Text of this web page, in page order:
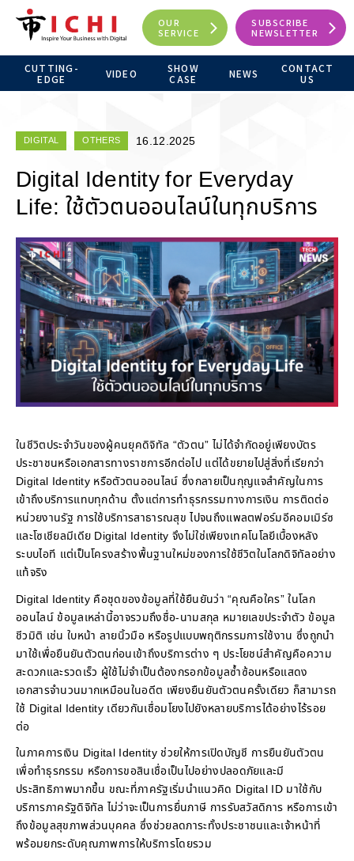
OUR
SERVICE
SUBSCRIBE
NEWSLETTER
CUTTING-
EDGE
VIDEO
SHOW
CASE
NEWS
CONTACT
US
DIGITAL OTHERS 16.12.2025
Digital Identity for Everyday
Life: ใช้ตัวตนออนไลน์ในทุกบริการ
ในชีวิตประจำวันของผู้คนยุคดิจิทัล “ตัวตน” ไม่ได้จำกัดอยู่เพียงบัตร
ประชาชนหรือเอกสารทางราชการอีกต่อไป แต่ได้ขยายไปสู่สิ่งที่เรียกว่า
Digital Identity หรือตัวตนออนไลน์ ซึ่งกลายเป็นกุญแจสำคัญในการ
เข้าถึงบริการแทบทุกด้าน ตั้งแต่การทำธุรกรรมทางการเงิน การติดต่อ
หน่วยงานรัฐ การใช้บริการสาธารณสุข ไปจนถึงแพลตฟอร์มอีคอมเมิร์ซ
และโซเชียลมีเดีย Digital Identity จึงไม่ใช่เพียงเทคโนโลยีเบื้องหลัง
ระบบไอที แต่เป็นโครงสร้างพื้นฐานใหม่ของการใช้ชีวิตในโลกดิจิทัลอย่าง
แท้จริง
Digital Identity คือชุดของข้อมูลที่ใช้ยืนยันว่า “คุณคือใคร” ในโลก
ออนไลน์ ข้อมูลเหล่านี้อาจรวมถึงชื่อ-นามสกุล หมายเลขประจำตัว ข้อมูล
ชีวมิติ เช่น ใบหน้า ลายนิ้วมือ หรือรูปแบบพฤติกรรมการใช้งาน ซึ่งถูกนำ
มาใช้เพื่อยืนยันตัวตนก่อนเข้าถึงบริการต่าง ๆ ประโยชน์สำคัญคือความ
สะดวกและรวดเร็ว ผู้ใช้ไม่จำเป็นต้องกรอกข้อมูลซ้ำซ้อนหรือแสดง
เอกสารจำนวนมากเหมือนในอดีต เพียงยืนยันตัวตนครั้งเดียว ก็สามารถ
ใช้ Digital Identity เดียวกันเชื่อมโยงไปยังหลายบริการได้อย่างไร้รอย
ต่อ
ในภาคการเงิน Digital Identity ช่วยให้การเปิดบัญชี การยืนยันตัวตน
เพื่อทำธุรกรรม หรือการขอสินเชื่อเป็นไปอย่างปลอดภัยและมี
ประสิทธิภาพมากขึ้น ขณะที่ภาครัฐเริ่มนำแนวคิด Digital ID มาใช้กับ
บริการภาครัฐดิจิทัล ไม่ว่าจะเป็นการยื่นภาษี การรับสวัสดิการ หรือการเข้า
ถึงข้อมูลสุขภาพส่วนบุคคล ซึ่งช่วยลดภาระทั้งประชาชนและเจ้าหน้าที่
พร้อมยกระดับคุณภาพการให้บริการโดยรวม